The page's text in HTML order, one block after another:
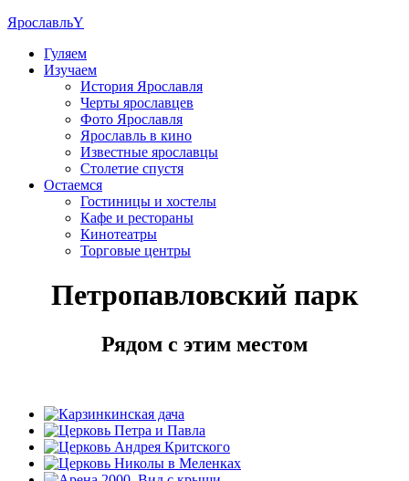
ЯрославльY
Гуляем
Изучаем
История Ярославля
Черты ярославцев
Фото Ярославля
Ярославль в кино
Известные ярославцы
Столетие спустя
Остаемся
Гостиницы и хостелы
Кафе и рестораны
Кинотеатры
Торговые центры
Петропавловский парк
Рядом с этим местом